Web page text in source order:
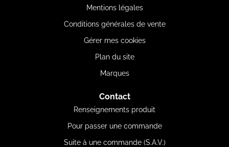
Mentions légales
Conditions générales de vente
Gérer mes cookies
Plan du site
Marques
Contact
Renseignements produit
Pour passer une commande
Suite à une commande (S.A.V.)